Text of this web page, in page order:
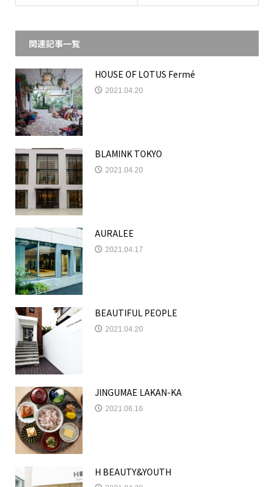
関連記事一覧
HOUSE OF LOTUS Fermé
2021.04.20
BLAMINK TOKYO
2021.04.20
AURALEE
2021.04.17
BEAUTIFUL PEOPLE
2021.04.20
JINGUMAE LAKAN-KA
2021.06.16
H BEAUTY&YOUTH